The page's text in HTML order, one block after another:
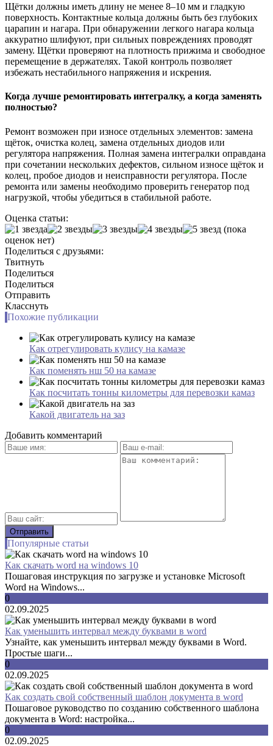
Щётки должны иметь длину не менее 8–10 мм и гладкую
поверхность. Контактные кольца должны быть без глубоких
царапин и нагара. При обнаружении легкого нагара кольца
аккуратно шлифуют, при сильных повреждениях проводят
замену. Щётки проверяют на плотность прижима и свободное
перемещение в держателях. Такой контроль позволяет
избежать нестабильного напряжения и искрения.
Когда лучше ремонтировать интегралку, а когда заменять
полностью?
Ремонт возможен при износе отдельных элементов: замена
щёток, очистка колец, замена отдельных диодов или
регулятора напряжения. Полная замена интегралки оправдана
при сочетании нескольких дефектов, сильном износе щёток и
колец, пробое диодов и неисправности регулятора. После
ремонта или замены необходимо проверить генератор под
нагрузкой, чтобы убедиться в стабильной работе.
Оценка статьи:
(пока
оценок нет)
Поделиться с друзьями:
Твитнуть
Поделиться
Поделиться
Отправить
Класснуть
Похожие публикации
Как отрегулировать кулису на камазе
Как поменять нш 50 на камазе
Как посчитать тонны километры для перевозки камаз
Какой двигатель на заз
Добавить комментарий
Популярные статьи
Как скачать word на windows 10
Пошаговая инструкция по загрузке и установке Microsoft
Word на Windows...
0
02.09.2025
Как уменьшить интервал между буквами в word
Узнайте, как уменьшить интервал между буквами в Word.
Простые шаги...
0
02.09.2025
Как создать свой собственный шаблон документа в word
Пошаговое руководство по созданию собственного шаблона
документа в Word: настройка...
0
02.09.2025